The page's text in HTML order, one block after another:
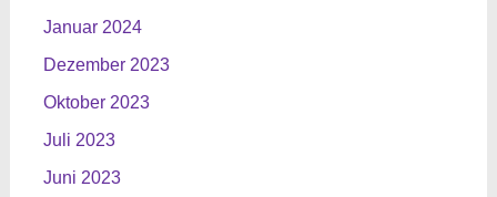
Januar 2024
Dezember 2023
Oktober 2023
Juli 2023
Juni 2023